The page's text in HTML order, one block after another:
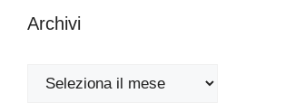
Archivi
Archivi